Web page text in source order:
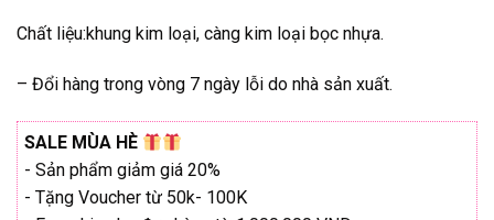
Chất liệu:khung kim loại, càng kim loại bọc nhựa.
– Đổi hàng trong vòng 7 ngày lỗi do nhà sản xuất.
SALE MÙA HÈ
- Sản phẩm giảm giá 20%
- Tặng Voucher từ 50k- 100K